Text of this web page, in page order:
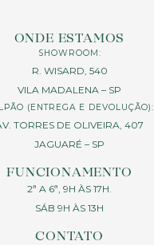
ONDE ESTAMOS
SHOWROOM:
R. WISARD, 540
VILA MADALENA – SP
(ENTREGA E DEVOLUÇÃO):
TORRES DE OLIVEIRA, 407
JAGUARÉ – SP
FUNCIONAMENTO
2ª A 6ª, 9H ÀS 17H.
SÁB 9H ÀS 13H
CONTATO